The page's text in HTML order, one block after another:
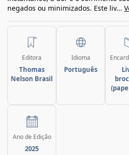
negados ou minimizados. Este liv...
Editora
Thomas
Nelson Brasil
Idioma
Português
Ano de Edição
2025